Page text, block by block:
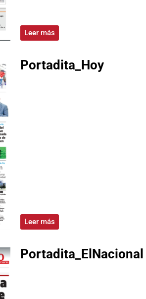
Leer más
Portadita_Hoy
Leer más
Portadita_ElNacional